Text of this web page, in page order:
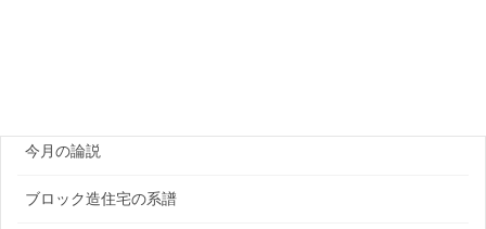
今月の論説
ブロック造住宅の系譜